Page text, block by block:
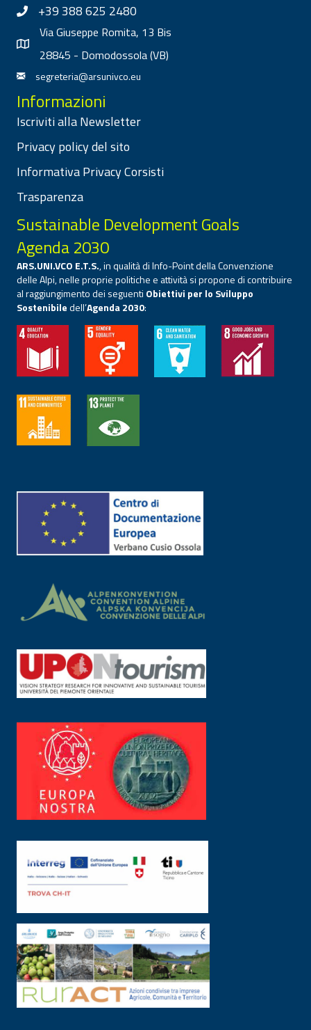
+39 388 625 2480
Via Giuseppe Romita, 13 Bis
28845 - Domodossola (VB)
segreteria@arsunivco.eu
Informazioni
Iscriviti alla Newsletter
Privacy policy del sito
Informativa Privacy Corsisti
Trasparenza
Sustainable Development Goals
Agenda 2030
ARS.UNI.VCO E.T.S., in qualità di Info-Point della Convenzione
delle Alpi, nelle proprie politiche e attività si propone di contribuire
al raggiungimento dei seguenti Obiettivi per lo Sviluppo
Sostenibiledell’Agenda 2030: